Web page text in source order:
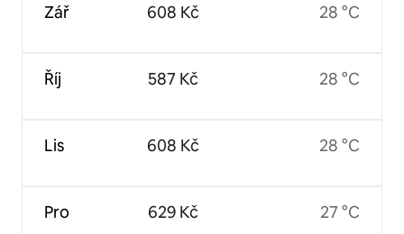
Zář
Říj
Lis
Pro
608 Kč
587 Kč
608 Kč
629 Kč
28 °C
28 °C
28 °C
27 °C